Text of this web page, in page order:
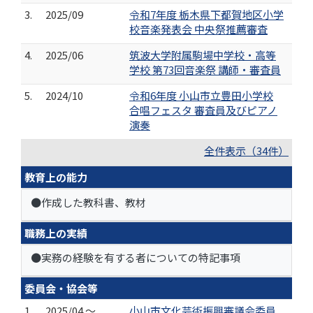
3. 2025/09
令和7年度 栃木県下都賀地区小学
校音楽発表会 中央祭推薦審査
4.
2025/06
筑波大学附属駒場中学校・高等
学校 第73回音楽祭 講師・審査員
5.
2024/10
令和6年度 小山市立豊田小学校
合唱フェスタ 審査員及びピアノ
演奏
全件表示（34件）
教育上の能力
●作成した教科書、教材
職務上の実績
●実務の経験を有する者についての特記事項
委員会・協会等